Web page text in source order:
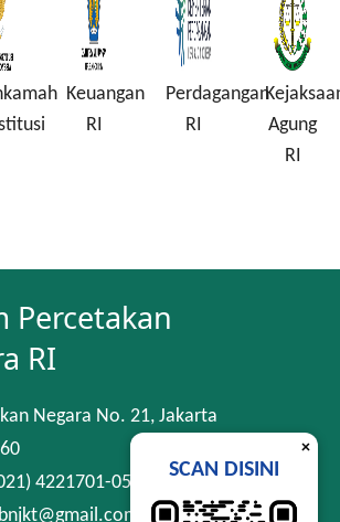
Keuangan
RI
Perdagangan
RI
Agung
RI
Percetakan
RI
Negara No. 21, Jakarta
4221701-05
×
SCAN DISINI